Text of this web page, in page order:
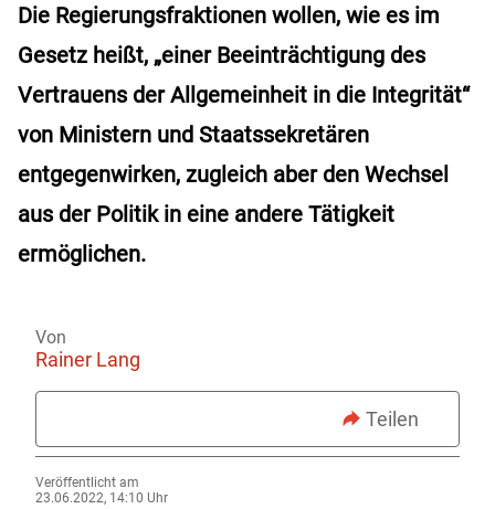
Die Regierungsfraktionen wollen, wie es im
Gesetz heißt, „einer Beeinträchtigung des
Vertrauens der Allgemeinheit in die Integrität“
von Ministern und Staatssekretären
entgegenwirken, zugleich aber den Wechsel
aus der Politik in eine andere Tätigkeit
ermöglichen.
Von
Rainer Lang
Teilen
Veröffentlicht am
23.06.2022, 14:10 Uhr